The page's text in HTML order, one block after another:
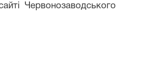
Червонозаводського